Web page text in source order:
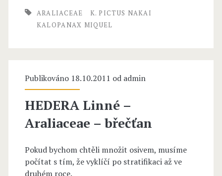
a
a
p
a
q
u
ARALIACEAE
K. PICTUS NAKAI
KALOPANAX MIQUEL
Publikováno 18.10.2011 od admin
HEDERA Linné –
Araliaceae – břečťan
Pokud bychom chtěli množit osivem, musíme
počítat s tím, že vyklíčí po stratifikaci až ve
druhém roce.